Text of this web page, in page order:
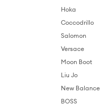
Hoka
Coccodrillo
Salomon
Versace
Moon Boot
Liu Jo
New Balance
BOSS